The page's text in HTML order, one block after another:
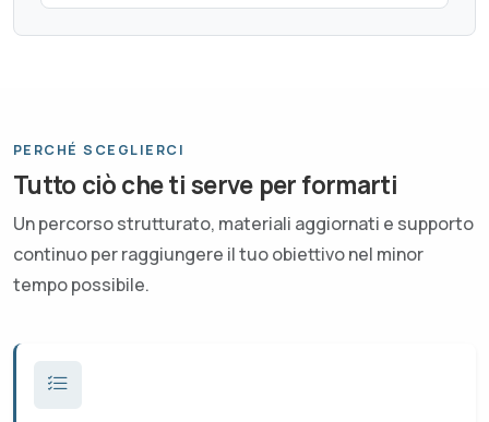
PERCHÉ SCEGLIERCI
Tutto ciò che ti serve per formarti
Un percorso strutturato, materiali aggiornati e supporto
continuo per raggiungere il tuo obiettivo nel minor
tempo possibile.